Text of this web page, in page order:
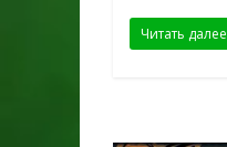
Читать далее